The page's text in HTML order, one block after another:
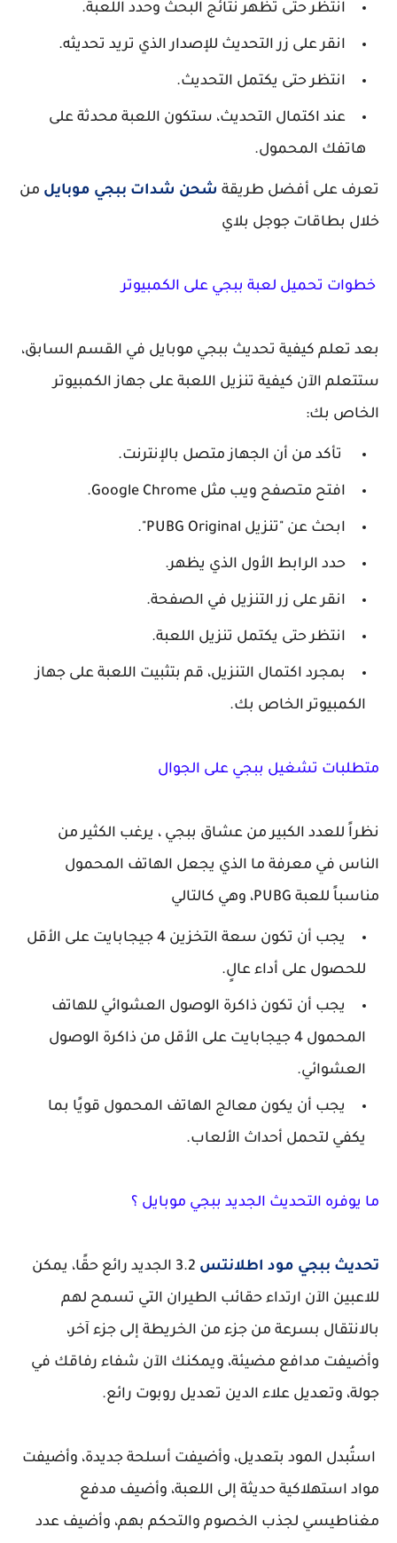
انتظر حتى تظهر نتائج البحث وحدد اللعبة.
انقر على زر التحديث للإصدار الذي تريد تحديثه.
انتظر حتى يكتمل التحديث.
عند اكتمال التحديث، ستكون اللعبة محدثة على
هاتفك المحمول.
تعرف على أفضل طريقة شحن شدات ببجي موبايل من
خلال بطاقات جوجل بلاي
خطوات تحميل لعبة ببجي على الكمبيوتر
بعد تعلم كيفية تحديث ببجي موبايل في القسم السابق،
ستتعلم الآن كيفية تنزيل اللعبة على جهاز الكمبيوتر
الخاص بك:
تأكد من أن الجهاز متصل بالإنترنت.
افتح متصفح ويب مثل Google Chrome.
ابحث عن "تنزيل PUBG Original".
حدد الرابط الأول الذي يظهر.
انقر على زر التنزيل في الصفحة.
انتظر حتى يكتمل تنزيل اللعبة.
بمجرد اكتمال التنزيل، قم بتثبيت اللعبة على جهاز
الكمبيوتر الخاص بك.
متطلبات تشغيل ببجي على الجوال
نظراً للعدد الكبير من عشاق ببجي ، يرغب الكثير من
الناس في معرفة ما الذي يجعل الهاتف المحمول
مناسباً للعبة PUBG، وهي كالتالي
يجب أن تكون سعة التخزين 4 جيجابايت على الأقل
للحصول على أداء عالٍ.
يجب أن تكون ذاكرة الوصول العشوائي للهاتف
المحمول 4 جيجابايت على الأقل من ذاكرة الوصول
العشوائي.
يجب أن يكون معالج الهاتف المحمول قويًا بما
يكفي لتحمل أحداث الألعاب.
ما يوفره التحديث الجديد ببجي موبايل ؟
تحديث ببجي مود اطلانتس
3.2 الجديد رائع حقًا، يمكن
للاعبين الآن ارتداء حقائب الطيران التي تسمح لهم
بالانتقال بسرعة من جزء من الخريطة إلى جزء آخر،
وأضيفت مدافع مضيئة، ويمكنك الآن شفاء رفاقك في
جولة، وتعديل علاء الدين تعديل روبوت رائع.
استُبدل المود بتعديل، وأضيفت أسلحة جديدة، وأضيفت
مواد استهلاكية حديثة إلى اللعبة، وأضيف مدفع
مغناطيسي لجذب الخصوم والتحكم بهم، وأضيف عدد